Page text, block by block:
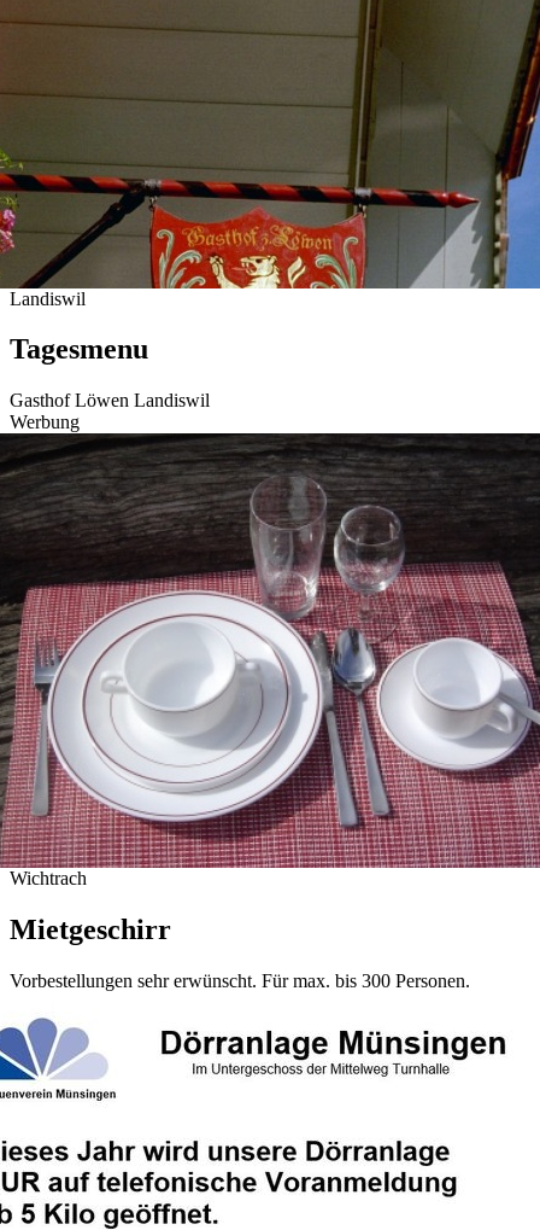
Landiswil
Tagesmenu
Gasthof Löwen Landiswil
Werbung
Wichtrach
Mietgeschirr
Vorbestellungen sehr erwünscht. Für max. bis 300 Personen.